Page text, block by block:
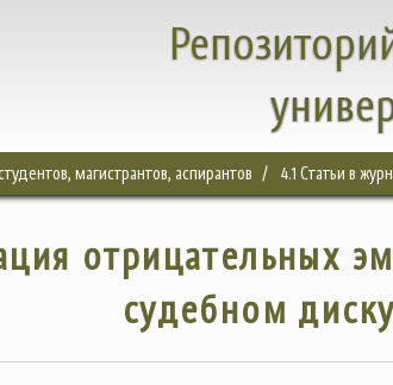
магистрантов, аспирантов 4.1 Статьи в
отрицательных
судебном